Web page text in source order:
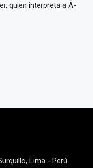
quien interpreta a A-
Lima - Perú